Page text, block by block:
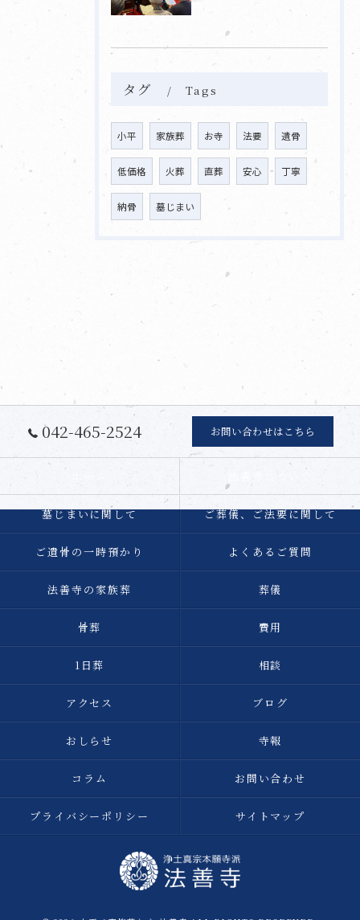
タグ Tags
小平 家族葬 お寺 法要 遺骨
低価格 火葬 直葬 安心 丁寧
納骨 墓じまい
042-465-2524 お問い合わせはこちら
墓じまいに関して ご葬儀、ご法要に関して
ご遺骨の一時預かり よくあるご質問
法善寺の家族葬 葬儀
骨葬 費用
1日葬 相談
アクセス ブログ
おしらせ 寺報
コラム お問い合わせ
プライバシーポリシー サイトマップ